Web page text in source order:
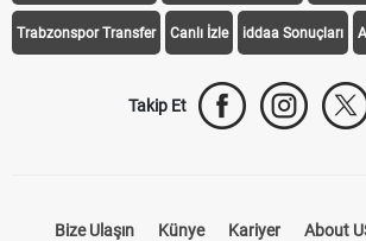
Trabzonspor Transfer Canlı İzle iddaa Sonuçları
Takip Et
Bize Ulaşın Künye Kariyer About